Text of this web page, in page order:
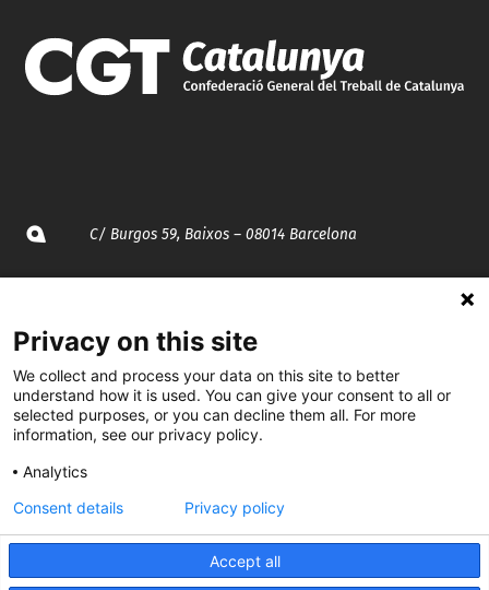
C/ Burgos 59, Baixos – 08014 Barcelona
935 120 481
@CGTCatalunya
cgtcatalunya
Privacy on this site
We collect and process your data on this site to better
understand how it is used. You can give your consent to all or
selected purposes, or you can decline them all. For more
information, see our privacy policy.
Analytics
Accept all
Consent details Privacy policy